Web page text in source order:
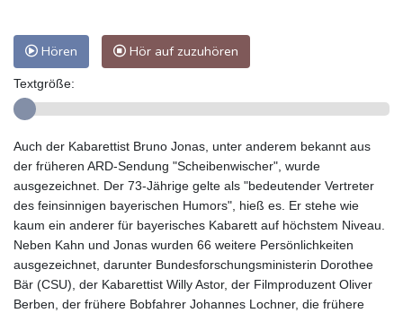
Hören Hör auf zuzuhören
Textgröße:
Auch der Kabarettist Bruno Jonas, unter anderem bekannt aus
der früheren ARD-Sendung "Scheibenwischer", wurde
ausgezeichnet. Der 73-Jährige gelte als "bedeutender Vertreter
des feinsinnigen bayerischen Humors", hieß es. Er stehe wie
kaum ein anderer für bayerisches Kabarett auf höchstem Niveau.
Neben Kahn und Jonas wurden 66 weitere Persönlichkeiten
ausgezeichnet, darunter Bundesforschungsministerin Dorothee
Bär (CSU), der Kabarettist Willy Astor, der Filmproduzent Oliver
Berben, der frühere Bobfahrer Johannes Lochner, die frühere